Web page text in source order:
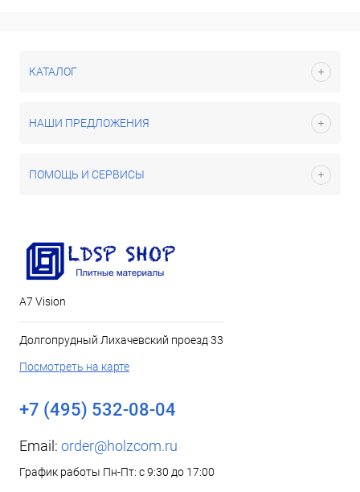
КАТАЛОГ
НАШИ ПРЕДЛОЖЕНИЯ
ПОМОЩЬ И СЕРВИСЫ
А7 Vision
Долгопрудный Лихачевский проезд 33
Посмотреть на карте
+7 (495) 532-08-04
Email: order@holzcom.ru
График работы Пн-Пт: с 9:30 до 17:00